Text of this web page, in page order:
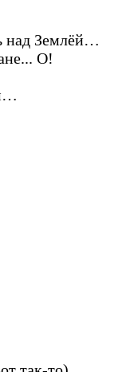
над Землёй…
О!